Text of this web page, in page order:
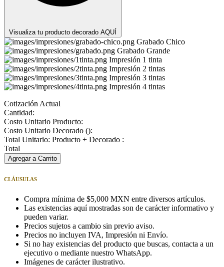
Visualiza tu producto decorado AQUÍ
Grabado Chico
Grabado Grande
Impresión 1 tinta
Impresión 2 tintas
Impresión 3 tintas
Impresión 4 tintas
Cotización Actual
Cantidad:
Costo Unitario Producto:
Costo Unitario Decorado ():
Total Unitario: Producto + Decorado :
Total
Agregar a Carrito
CLÁUSULAS
Compra mínima de $5,000 MXN entre diversos artículos.
Las existencias aquí mostradas son de carácter informativo y
pueden variar.
Precios sujetos a cambio sin previo aviso.
Precios no incluyen IVA, Impresión ni Envío.
Si no hay existencias del producto que buscas, contacta a un
ejecutivo o mediante nuestro WhatsApp.
Imágenes de carácter ilustrativo.